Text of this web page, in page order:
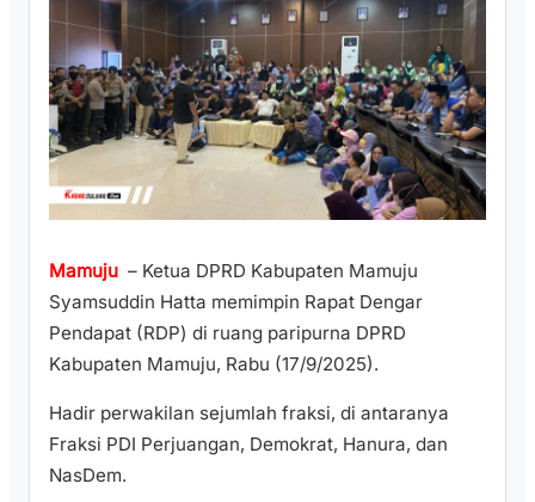
Mamuju – Ketua DPRD Kabupaten Mamuju
Syamsuddin Hatta memimpin Rapat Dengar
Pendapat (RDP) di ruang paripurna DPRD
Kabupaten Mamuju, Rabu (17/9/2025).
Hadir perwakilan sejumlah fraksi, di antaranya
Fraksi PDI Perjuangan, Demokrat, Hanura, dan
NasDem.